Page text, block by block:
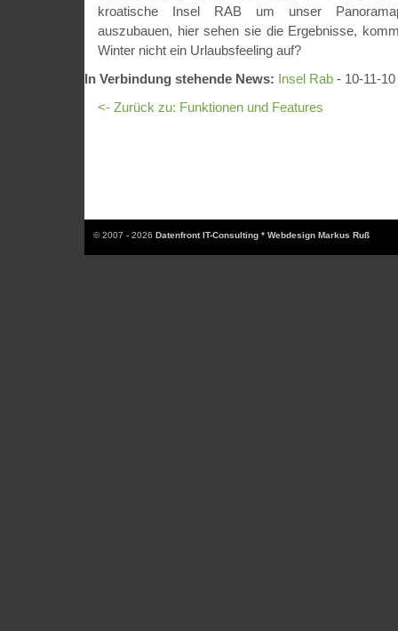
kroatische Insel RAB um unser
auszubauen, hier sehen sie die Ergebnisse,
Winter nicht ein Urlaubsfeeling auf?
In Verbindung stehende News: Insel Rab - 10-11-
<- Zurück zu: Funktionen und Features
© 2007 - 2026 Datenfront IT-Consulting * Webdesign Markus Ruß